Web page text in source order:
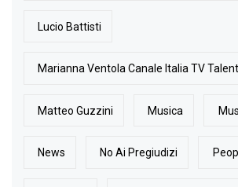
Lucio Battisti
Marianna Ventola Canale Italia TV
Matteo Guzzini Musica
News No Ai Pregiudizi